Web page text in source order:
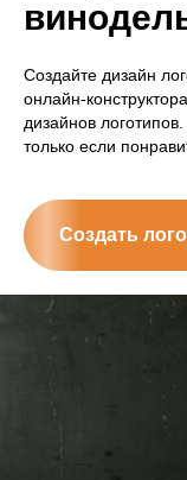
Создайте дизайн
онлайн-
дизайнов
только если
Создать